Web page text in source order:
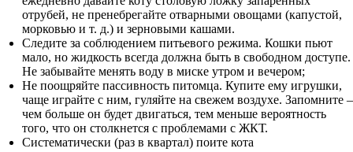
отрубей, не пренебрегайте отварными овощами (капустой,
морковью и т. д.) и зерновыми кашами.
Следите за соблюдением питьевого режима. Кошки пьют
мало, но жидкость всегда должна быть в свободном доступе.
Не забывайте менять воду в миске утром и вечером;
Не поощряйте пассивность питомца. Купите ему игрушки,
чаще играйте с ним, гуляйте на свежем воздухе. Запомните –
чем больше он будет двигаться, тем меньше вероятность
того, что он столкнется с проблемами с ЖКТ.
Систематически (раз в квартал) поите кота